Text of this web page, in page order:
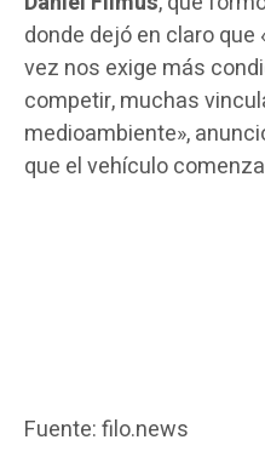
donde dejó en claro
vez nos exige más
competir, muchas
medioambiente»,
que el vehículo
Fuente: filo.news